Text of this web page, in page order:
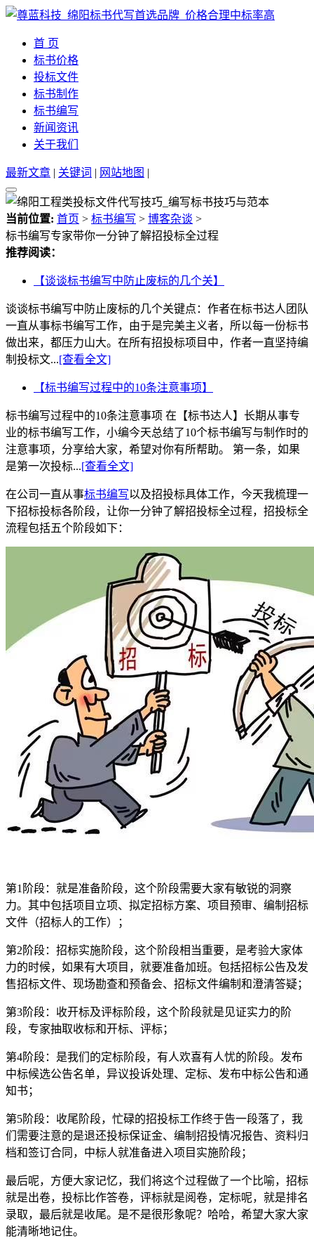
首 页
标书价格
投标文件
标书制作
标书编写
新闻资讯
关于我们
最新文章 | 关键词 | 网站地图 |
当前位置: 首页 > 标书编写 > 博客杂谈 >
标书编写专家带你一分钟了解招投标全过程
推荐阅读：
【谈谈标书编写中防止废标的几个关】
谈谈标书编写中防止废标的几个关键点：作者在标书达人团队
一直从事标书编写工作，由于是完美主义者，所以每一份标书
做出来，都压力山大。在所有招投标项目中，作者一直坚持编
制投标文...[查看全文]
【标书编写过程中的10条注意事项】
标书编写过程中的10条注意事项 在【标书达人】长期从事专
业的标书编写工作，小编今天总结了10个标书编写与制作时的
注意事项，分享给大家，希望对你有所帮助。 第一条，如果
是第一次投标...[查看全文]
在公司一直从事标书编写以及招投标具体工作，今天我梳理一
下招标投标各阶段，让你一分钟了解招投标全过程，招投标全
流程包括五个阶段如下：
第1阶段：就是准备阶段，这个阶段需要大家有敏锐的洞察
力。其中包括项目立项、拟定招标方案、项目预审、编制招标
文件（招标人的工作）；
第2阶段：招标实施阶段，这个阶段相当重要，是考验大家体
力的时候，如果有大项目，就要准备加班。包括招标公告及发
售招标文件、现场勘查和预备会、招标文件编制和澄清答疑；
第3阶段：收开标及评标阶段，这个阶段就是见证实力的阶
段，专家抽取收标和开标、评标；
第4阶段：是我们的定标阶段，有人欢喜有人忧的阶段。发布
中标候选公告名单，异议投诉处理、定标、发布中标公告和通
知书；
第5阶段：收尾阶段，忙碌的招投标工作终于告一段落了，我
们需要注意的是退还投标保证金、编制招投情况报告、资料归
档和签订合同，中标人就准备进入项目实施阶段；
最后呢，方便大家记忆，我们将这个过程做了一个比喻，招标
就是出卷，投标比作答卷，评标就是阅卷，定标呢，就是排名
录取，最后就是收尾。是不是很形象呢？哈哈，希望大家大家
能清晰地记住。